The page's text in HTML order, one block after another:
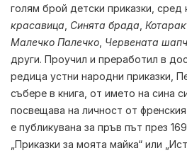
голям брой детски приказки, сред
красавица Синята брада
Малечко Палечко Червената
други. Проучил и преработил в
редица устни народни приказки,
събере в книга, от името на сина
посвещава на личност от
е публикувана за пръв път през
„Приказки за моята майка“ или